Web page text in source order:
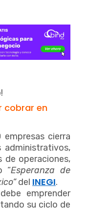
cobrar en
cierra
administrativos,
de operaciones,
“Esperanza de
del INEGI.
emprender
su ciclo de